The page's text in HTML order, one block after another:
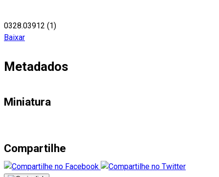
0328.03912 (1)
Baixar
Metadados
Miniatura
Compartilhe